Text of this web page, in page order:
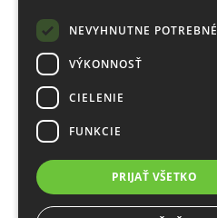
NEVYHNUTNE POTREBNÉ
VÝKONNOSŤ
CIELENIE
FUNKCIE
PRIJAŤ VŠETKO